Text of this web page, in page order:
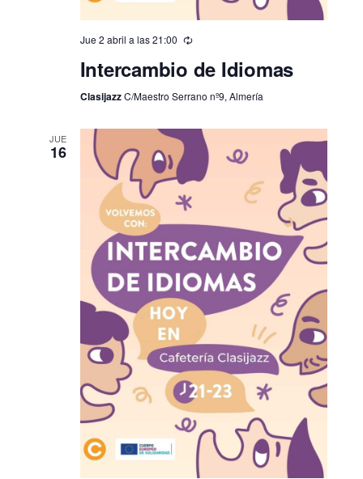
Jue 2 abril a las 21:00
Intercambio de Idiomas
ClasijazzC/Maestro Serrano nº9, Almería
JUE
16